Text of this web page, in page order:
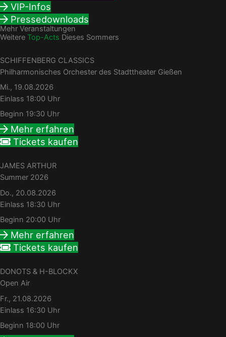
VIP-Infos
Pressedownloads
Mehr Veranstaltungen
Weitere Top-Acts Dieses Sommers
SCHIFFENBERG CLASSICS
Philharmonisches Orchester des Stadttheater Gießen
Mi., 19.08.2026
Einlass 18:00 Uhr
Beginn 19:30 Uhr
Mehr erfahren
Tickets kaufen
JAMES ARTHUR
Summer 2026
Do., 20.08.2026
Einlass 18:30 Uhr
Beginn 20:00 Uhr
Mehr erfahren
Tickets kaufen
DONOTS & H-BLOCKX
Open Air
Fr., 21.08.2026
Einlass 16:30 Uhr
Beginn 18:00 Uhr